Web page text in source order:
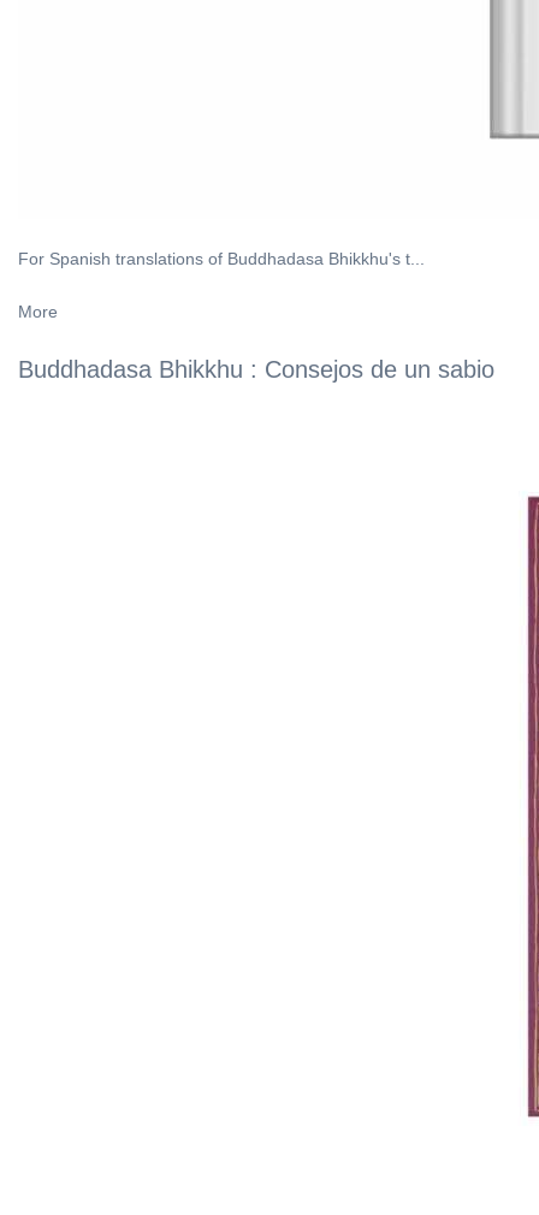
For Spanish translations of Buddhadasa Bhikkhu's t...
More
Buddhadasa Bhikkhu : Consejos de un sabio